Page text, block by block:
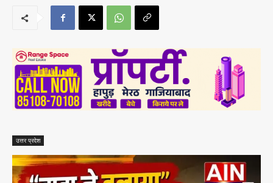
उत्तर प्रदेश